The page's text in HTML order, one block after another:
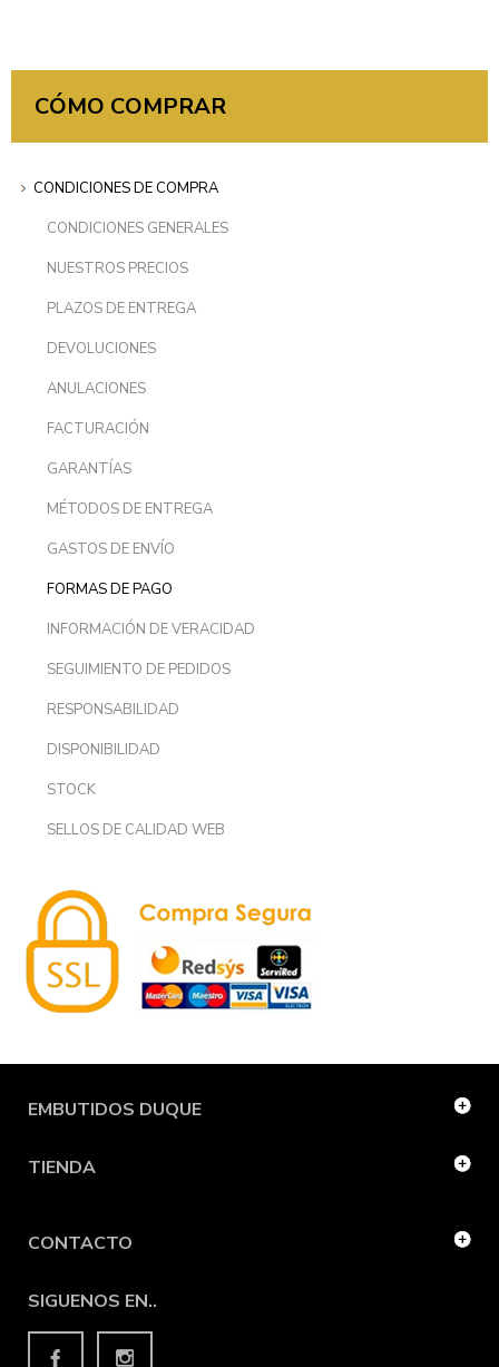
CÓMO COMPRAR
CONDICIONES DE COMPRA
CONDICIONES GENERALES
NUESTROS PRECIOS
PLAZOS DE ENTREGA
DEVOLUCIONES
ANULACIONES
FACTURACIÓN
GARANTÍAS
MÉTODOS DE ENTREGA
GASTOS DE ENVÍO
FORMAS DE PAGO
INFORMACIÓN DE VERACIDAD
SEGUIMIENTO DE PEDIDOS
RESPONSABILIDAD
DISPONIBILIDAD
STOCK
SELLOS DE CALIDAD WEB
EMBUTIDOS DUQUE
TIENDA
CONTACTO
SIGUENOS EN..